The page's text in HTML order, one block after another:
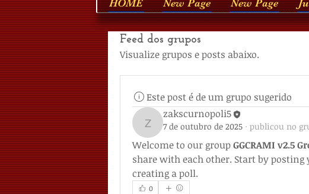
HOME New Page New Page
Feed dos grupos
Visualize grupos e posts abaixo.
Este post é de um grupo sugerido
zakscurnopoli5
zakscurnopoli5
7 de outubro de 2025 · publicou no
Welcome to our group GGCRAMI v2.5
share with each other. Start by
creating a poll.
0